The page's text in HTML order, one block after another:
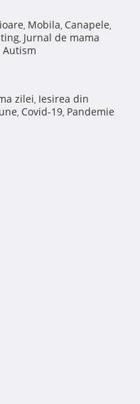
, Mobila, Canapele,
, Jurnal de mama
Autism
zilei, Iesirea din
, Covid-19, Pandemie